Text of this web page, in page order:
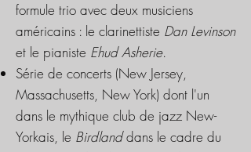
formule trio avec deux musiciens
américains : le clarinettiste Dan Levinson
et le pianiste Ehud Asherie.
Série de concerts (New Jersey,
Massachusetts, New York) dont l'un
dans le mythique club de jazz New-
Yorkais, le Birdlanddans le cadre du